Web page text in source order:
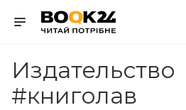
Издательство
#книголав